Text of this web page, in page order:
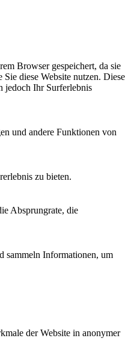
Browser gespeichert, da sie
diese Website nutzen. Diese
jedoch Ihr Surferlebnis
und andere Funktionen von
zu bieten.
Absprungrate, die
sammeln Informationen, um
der Website in anonymer